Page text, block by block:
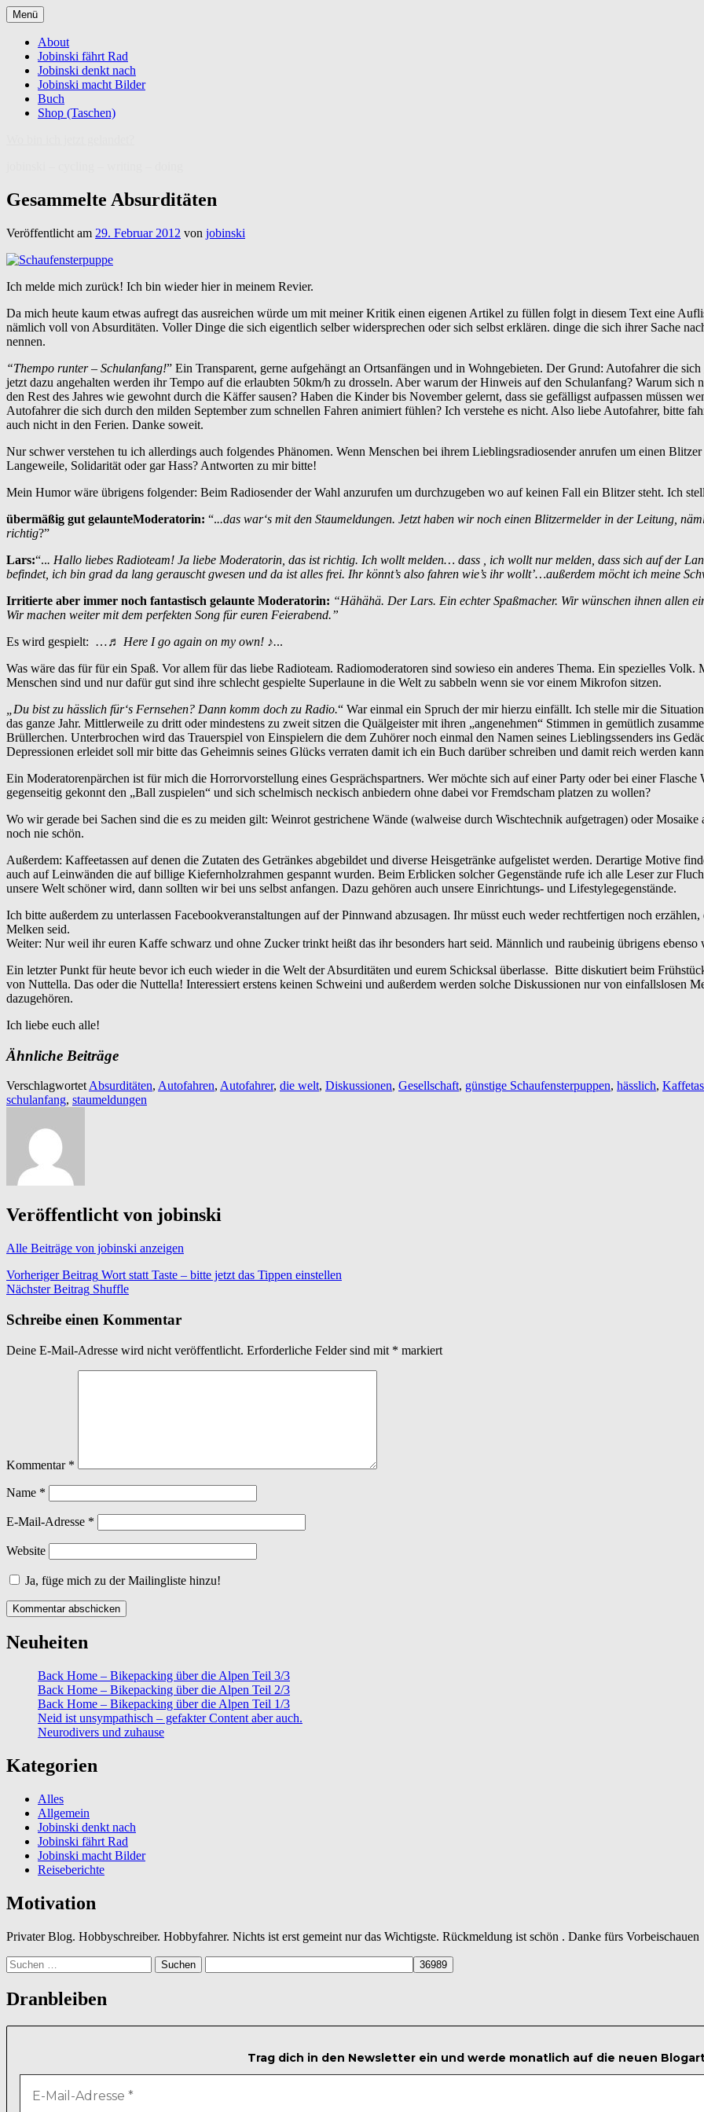
Zum
Inhalt
springen
Menü
About
Jobinski fährt Rad
Jobinski denkt nach
Jobinski macht Bilder
Buch
Shop (Taschen)
Gesammelte Absurditäten
Veröffentlicht am 29. Februar 2012 von jobinski
Ich melde mich zurück! Ich bin wieder hier in meinem Revier.
Da mich heute kaum etwas aufregt das ausreichen würde um mit meiner Kritik einen eigenen Artikel zu füllen folgt in diesem Text eine
nämlich voll von Absurditäten. Voller Dinge die sich eigentlich selber widersprechen oder sich selbst erklären. dinge die sich ihrer Sache
nennen.
“Thempo runter – Schulanfang!” Ein Transparent, gerne aufgehängt an Ortsanfängen und in Wohngebieten. Der Grund: Autofahrer die
jetzt dazu angehalten werden ihr Tempo auf die erlaubten 50km/h zu drosseln. Aber warum der Hinweis auf den Schulanfang? Warum
den Rest des Jahres wie gewohnt durch die Käffer sausen? Haben die Kinder bis November gelernt, dass sie gefälligst aufpassen müssen
Autofahrer die sich durch den milden September zum schnellen Fahren animiert fühlen? Ich verstehe es nicht. Also liebe Autofahrer, bitte
auch nicht in den Ferien. Danke soweit.
Nur schwer verstehen tu ich allerdings auch folgendes Phänomen. Wenn Menschen bei ihrem Lieblingsradiosender anrufen um einen
Langeweile, Solidarität oder gar Hass? Antworten zu mir bitte!
Mein Humor wäre übrigens folgender: Beim Radiosender der Wahl anzurufen um durchzugeben wo auf keinen Fall ein Blitzer steht. Ich
übermäßig gut gelaunteModeratorin: “...das war‘s mit den Staumeldungen. Jetzt haben wir noch einen Blitzermelder in der Leitung,
richtig?”
Lars:“... Hallo liebes Radioteam! Ja liebe Moderatorin, das ist richtig. Ich wollt melden… dass , ich wollt nur melden, dass sich auf der
befindet, ich bin grad da lang gerauscht gwesen und da ist alles frei. Ihr könnt’s also fahren wie’s ihr wollt’…außerdem möcht ich meine
Irritierte aber immer noch fantastisch gelaunte Moderatorin: “Hähähä. Der Lars. Ein echter Spaßmacher. Wir wünschen ihnen allen
Wir machen weiter mit dem perfekten Song für euren Feierabend.”
Es wird gespielt: …♬ Here I go again on my own! ♪...
Was wäre das für für ein Spaß. Vor allem für das liebe Radioteam. Radiomoderatoren sind sowieso ein anderes Thema. Ein spezielles
Menschen sind und nur dafür gut sind ihre schlecht gespielte Superlaune in die Welt zu sabbeln wenn sie vor einem Mikrofon sitzen.
„Du bist zu hässlich für‘s Fernsehen? Dann komm doch zu Radio.“ War einmal ein Spruch der mir hierzu einfällt. Ich stelle mir die
das ganze Jahr. Mittlerweile zu dritt oder mindestens zu zweit sitzen die Quälgeister mit ihren „angenehmen“ Stimmen in gemütlich
Brüllerchen. Unterbrochen wird das Trauerspiel von Einspielern die dem Zuhörer noch einmal den Namen seines Lieblingssenders ins
Depressionen erleidet soll mir bitte das Geheimnis seines Glücks verraten damit ich ein Buch darüber schreiben und damit reich werden
Ein Moderatorenpärchen ist für mich die Horrorvorstellung eines Gesprächspartners. Wer möchte sich auf einer Party oder bei einer
gegenseitig gekonnt den „Ball zuspielen“ und sich schelmisch neckisch anbiedern ohne dabei vor Fremdscham platzen zu wollen?
Wo wir gerade bei Sachen sind die es zu meiden gilt: Weinrot gestrichene Wände (walweise durch Wischtechnik aufgetragen) oder
noch nie schön.
Außerdem: Kaffeetassen auf denen die Zutaten des Getränkes abgebildet und diverse Heisgetränke aufgelistet werden. Derartige Motive
auch auf Leinwänden die auf billige Kiefernholzrahmen gespannt wurden. Beim Erblicken solcher Gegenstände rufe ich alle Leser zur
unsere Welt schöner wird, dann sollten wir bei uns selbst anfangen. Dazu gehören auch unsere Einrichtungs- und Lifestylegegenstände.
Ich bitte außerdem zu unterlassen Facebookveranstaltungen auf der Pinnwand abzusagen. Ihr müsst euch weder rechtfertigen noch
Melken seid.
Weiter: Nur weil ihr euren Kaffe schwarz und ohne Zucker trinkt heißt das ihr besonders hart seid. Männlich und raubeinig übrigens ebenso
Ein letzter Punkt für heute bevor ich euch wieder in die Welt der Absurditäten und eurem Schicksal überlasse. Bitte diskutiert beim
von Nuttella. Das oder die Nuttella! Interessiert erstens keinen Schweini und außerdem werden solche Diskussionen nur von einfallslosen
dazugehören.
Ich liebe euch alle!
Ähnliche Beiträge
Verschlagwortet Absurditäten, Autofahren, Autofahrer, die welt, Diskussionen, Gesellschaft, günstige Schaufensterpuppen, hässlich,
schulanfang, staumeldungen
Veröffentlicht von jobinski
Alle Beiträge von jobinski anzeigen
Beitragsnavigation
Vorheriger Beitrag Wort statt Taste – bitte jetzt das Tippen einstellen
Nächster Beitrag Shuffle
Schreibe einen Kommentar
Deine E-Mail-Adresse wird nicht veröffentlicht. Erforderliche Felder sind mit * markiert
Kommentar *
Name *
E-Mail-Adresse *
Website
Ja, füge mich zu der Mailingliste hinzu!
Neuheiten
Back Home – Bikepacking über die Alpen Teil 3/3
Back Home – Bikepacking über die Alpen Teil 2/3
Back Home – Bikepacking über die Alpen Teil 1/3
Neid ist unsympathisch – gefakter Content aber auch.
Neurodivers und zuhause
Kategorien
Alles
Allgemein
Jobinski denkt nach
Jobinski fährt Rad
Jobinski macht Bilder
Reiseberichte
Motivation
Privater Blog. Hobbyschreiber. Hobbyfahrer. Nichts ist erst gemeint nur das Wichtigste. Rückmeldung ist schön . Danke fürs Vorbeischauen
Suchen
nach:
Dranbleiben
Trag dich in den Newsletter ein und werde monatlich auf die neuen